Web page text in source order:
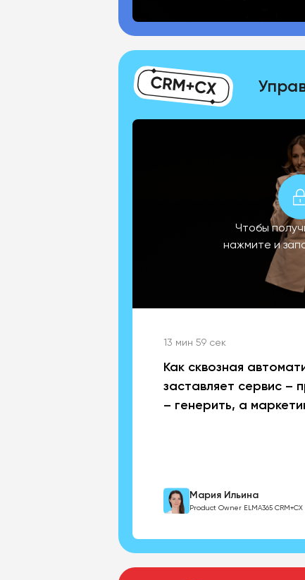
Чтобы
нажмите и
13 мин 59 сек
Как сквозная
заставляет сервис –
– генерить, а
Мария Ильина
Product Owner ELMA365 CRM+CX